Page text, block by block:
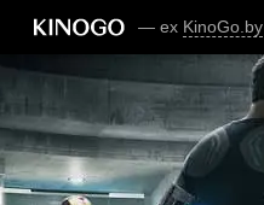
— ex KinoGo.by